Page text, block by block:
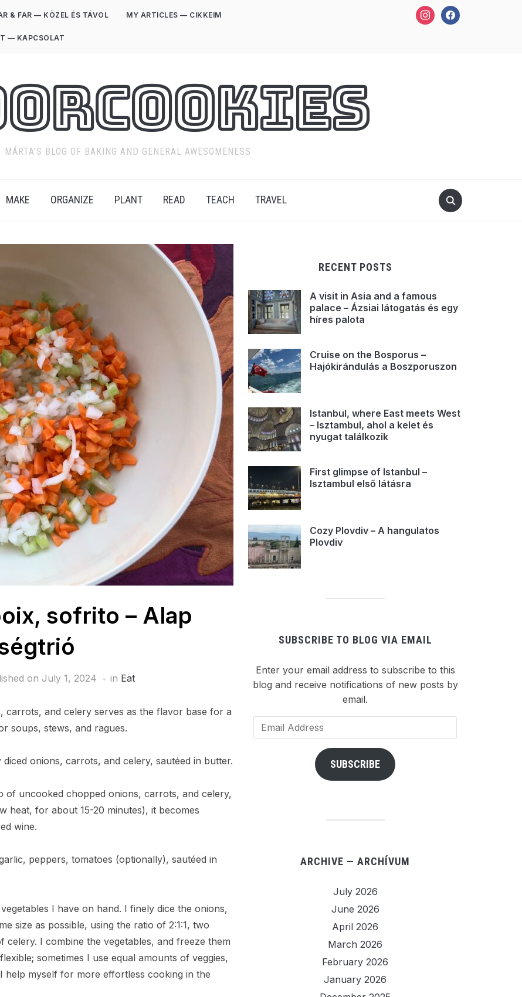
instagramfacebook
& FAR — KÖZEL ÉS TÁVOL MY ARTICLES — CIKKEIM
— KAPCSOLAT
MÁRTA'S BLOG OF BAKING AND GENERAL AWESOMENESS
MAKE ORGANIZE PLANT READ TEACH TRAVEL
sofrito – Alap
on July 1, 2024 in Eat
carrots, and celery serves as the flavor base for a
soups, stews, and ragues.
onions, carrots, and celery, sautéed in butter.
of uncooked chopped onions, carrots, and celery,
heat, for about 15-20 minutes), it becomes
wine.
peppers, tomatoes (optionally), sautéed in
I have on hand. I finely dice the onions,
size as possible, using the ratio of 2:1:1, two
I combine the vegetables, and freeze them
sometimes I use equal amounts of veggies,
help myself for more effortless cooking in the
RECENT POSTS
A visit in Asia and a famous
palace – Ázsiai látogatás és egy
híres palota
Cruise on the Bosporus –
Hajókirándulás a Boszporuszon
Istanbul, where East meets West
– Isztambul, ahol a kelet és
nyugat találkozik
First glimpse of Istanbul –
Isztambul első látásra
Cozy Plovdiv – A hangulatos
Plovdiv
SUBSCRIBE TO BLOG VIA EMAIL
Enter your email address to subscribe to this
blog and receive notifications of new posts by
email.
Email
Address
SUBSCRIBE
ARCHIVE — ARCHÍVUM
July 2026
June 2026
April 2026
March 2026
February 2026
January 2026